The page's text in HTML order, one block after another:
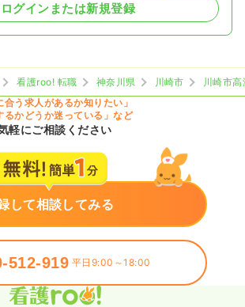
ログインまたは新規登録
看護roo! 転職 神奈川県 川崎市
川崎市
合う求人があるか知りたい」
るかどうか迷っている」など
軽にご相談ください
して相談してみる
512-919 平日9:00～18:00